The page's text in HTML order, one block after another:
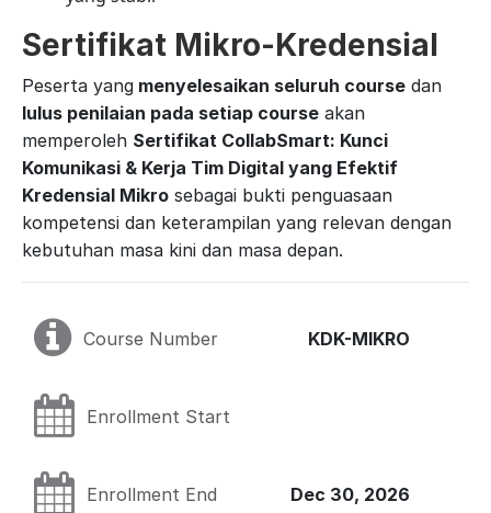
Sertifikat Mikro-Kredensial
Peserta yang menyelesaikan seluruh course dan
lulus penilaian pada setiap course akan
memperoleh Sertifikat CollabSmart: Kunci
Komunikasi & Kerja Tim Digital yang Efektif
Kredensial Mikro sebagai bukti penguasaan
kompetensi dan keterampilan yang relevan dengan
kebutuhan masa kini dan masa depan.
Course Number KDK-MIKRO
Enrollment Start
Enrollment End Dec 30, 2026